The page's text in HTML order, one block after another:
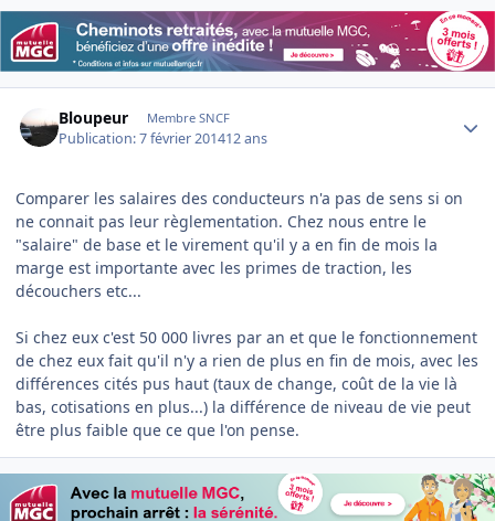
Bloupeur Membre SNCF
Publication:7 février 201412 ans
Comparer les salaires des conducteurs n'a pas de sens si on
ne connait pas leur règlementation. Chez nous entre le
"salaire" de base et le virement qu'il y a en fin de mois la
marge est importante avec les primes de traction, les
découchers etc...
Si chez eux c'est 50 000 livres par an et que le fonctionnement
de chez eux fait qu'il n'y a rien de plus en fin de mois, avec les
différences cités pus haut (taux de change, coût de la vie là
bas, cotisations en plus...) la différence de niveau de vie peut
être plus faible que ce que l'on pense.